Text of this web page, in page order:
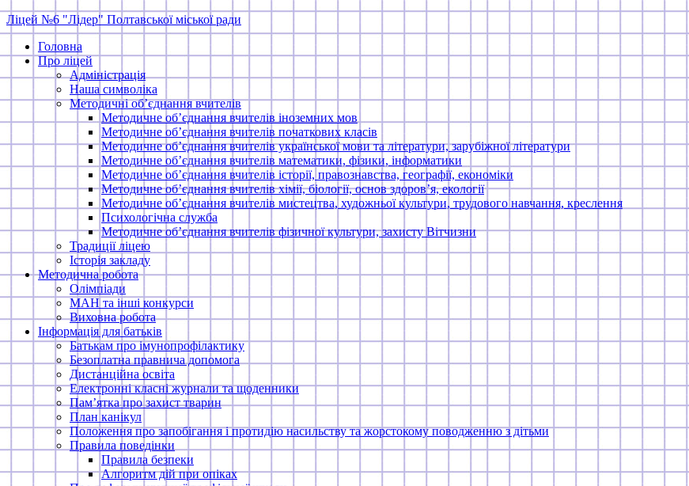
Skip
to
content
Ліцей №6 "Лідер" Полтавської міської ради
Головна
Про ліцей
Адміністрація
Наша символіка
Методичні об’єднання вчителів
Методичне об’єднання вчителів іноземних мов
Методичне об’єднання вчителів початкових класів
Методичне об’єднання вчителів української мови та літератури, зарубіжної літератури
Методичне об’єднання вчителів математики, фізики, інформатики
Методичне об’єднання вчителів історії, правознавства, географії, економіки
Методичне об’єднання вчителів хімії, біології, основ здоров’я, екології
Методичне об’єднання вчителів мистецтва, художньої культури, трудового навчання, креслення
Психологічна служба
Методичне об’єднання вчителів фізичної культури, захисту Вітчизни
Традиції ліцею
Історія закладу
Методична робота
Олімпіади
МАН та інші конкурси
Виховна робота
Інформація для батьків
Батькам про імунопрофілактику
Безоплатна правнича допомога
Дистанційна освіта
Електронні класні журнали та щоденники
Памʼятка про захист тварин
План канікул
Положення про запобігання і протидію насильству та жорстокому поводженню з дітьми
Правила поведінки
Правила безпеки
Алгоритм дій при опіках